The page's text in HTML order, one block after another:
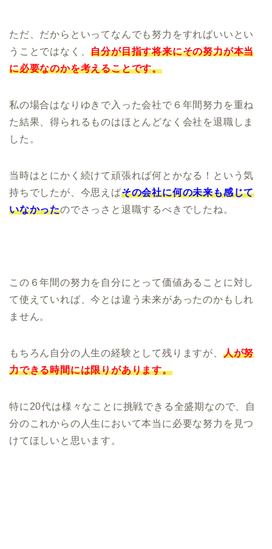
ただ、だからといってなんでも努力をすればいいとい
うことではなく、自分が目指す将来にその努力が本当
に必要なのかを考えることです。
私の場合はなりゆきで入った会社で６年間努力を重ね
た結果、得られるものはほとんどなく会社を退職しま
した。
当時はとにかく続けて頑張れば何とかなる！という気
持ちでしたが、今思えばその会社に何の未来も感じて
いなかったのでさっさと退職するべきでしたね。
この６年間の努力を自分にとって価値あることに対し
て使えていれば、今とは違う未来があったのかもしれ
ません。
もちろん自分の人生の経験として残りますが、 人が努
力できる時間には限りがあります。
特に20代は様々なことに挑戦できる全盛期なので、自
分のこれからの人生において本当に必要な努力を見つ
けてほしいと思います。